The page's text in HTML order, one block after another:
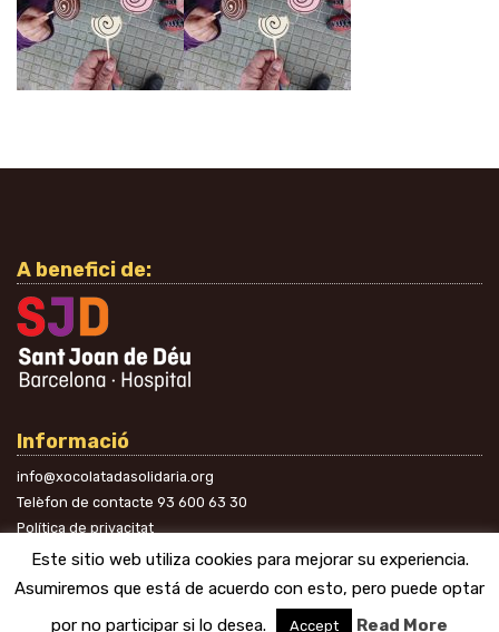
A benefici de:
Informació
info@xocolatadasolidaria.org
Telèfon de contacte 93 600 63 30
Política de privacitat
A les xarxes
Este sitio web utiliza cookies para mejorar su experiencia.
Asumiremos que está de acuerdo con esto, pero puede optar
por no participar si lo desea.
Accept Read More